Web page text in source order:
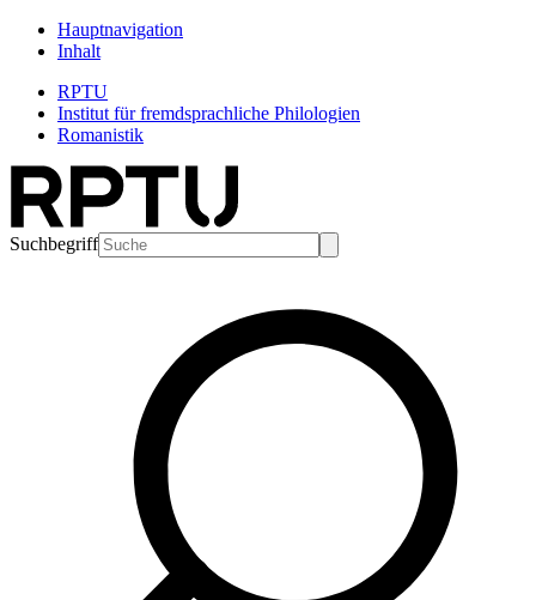
Hauptnavigation
Inhalt
RPTU
Institut für fremdsprachliche Philologien
Romanistik
Suchbegriff